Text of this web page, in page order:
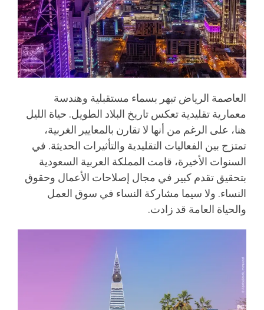
العاصمة الرياض تبهر بسماء مستقبلية وهندسة
معمارية تقليدية تعكس تاريخ البلاد الطويل. حياة الليل
هنا، على الرغم من أنها لا تقارن بالمعايير الغربية،
تمتزج بين الفعاليات التقليدية والتأثيرات الحديثة. في
السنوات الأخيرة، قامت المملكة العربية السعودية
بتحقيق تقدم كبير في مجال إصلاحات الأعمال وحقوق
النساء. ولا سيما مشاركة النساء في سوق العمل
والحياة العامة قد زادت.